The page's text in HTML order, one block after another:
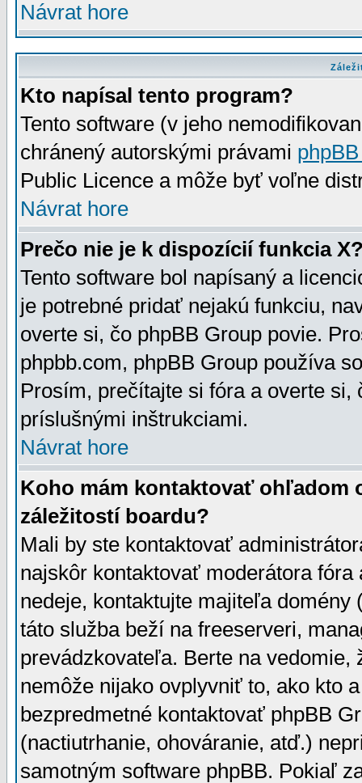
Návrat hore
Kto napísal tento program?
Tento software (v jeho
chránený autorskými právami
Public Licence a môže byť voľne
Návrat hore
Prečo nie je k dispozícií funkcia
Tento software bol napísaný a
je potrebné pridať nejakú funkciu,
overte si, čo phpBB Group povie.
phpbb.com, phpBB Group používa
Prosím, prečítajte si fóra a overte
príslušnými inštrukciami.
Návrat hore
Koho mám kontaktovať ohľadom
záležitostí boardu?
Mali by ste kontaktovať
najskôr kontaktovať moderátora
nedeje, kontaktujte majiteľa
táto služba beží na freeserveri,
prevádzkovateľa. Berte na vedomie,
nemôže nijako ovplyvniť to, ako kto
bezpredmetné kontaktovať phpBB
(nactiutrhanie, ohováranie, atď.)
samotným software phpBB. Pokiaľ